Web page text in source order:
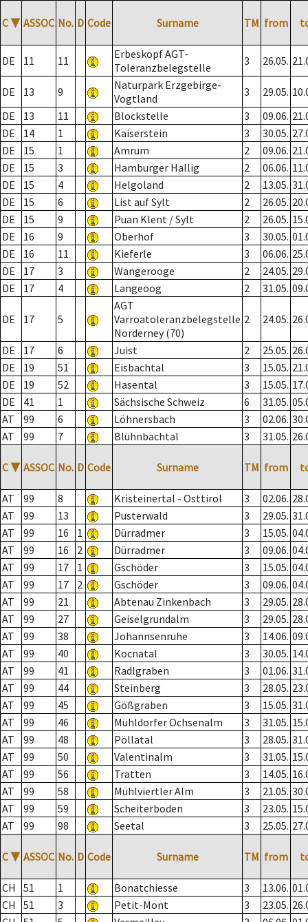
C ▼ ASSOC No. D Code Surname TM from
DE 11 11
Erbeskopf AGT-
Toleranzbelegstelle
3 26.05.
DE 13 9
Naturpark Erzgebirge-
Vogtland
3 29.05.
DE
13 11 Blockstelle 3 09.06.
DE
14 1 Kaiserstein 3 30.05.
DE
15 1 Amrum 2 09.06.
DE
15 3 Hamburger Hallig 2 06.06.
DE
15 4 Helgoland 2 13.05.
DE
15 6 List auf Sylt 2 26.05.
DE
15 9 Puan Klent / Sylt 2 26.05.
DE
16 9 Oberhof 3 30.05.
DE
16 11 Kieferle 3 06.06.
DE
17 3 Wangerooge 2 24.05.
DE
17 4 Langeoog 2 31.05.
DE 17 5
AGT
Varroatoleranzbelegstelle
Norderney (70)
2 24.05.
DE 17 6 Juist 2 25.05.
DE
19 51 Eisbachtal 3 15.05.
DE
19 52 Hasental 3 15.05.
DE
41 1 Sächsische Schweiz 6 31.05.
AT
99 6 Löhnersbach 3 02.06.
AT
99 7 Blühnbachtal 3 31.05.
C ▼ ASSOC No. D Code Surname TM from
AT 99 8 Kristeinertal - Osttirol 3 02.06.
AT
99 13 Pusterwald 3 29.05.
AT
99 16 1 Dürradmer 3 15.05.
AT
99 16 2 Dürradmer 3 09.06.
AT
99 17 1 Gschöder 3 15.05.
AT
99 17 2 Gschöder 3 09.06.
AT
99 21 Abtenau Zinkenbach 3 29.05.
AT
99 27 Geiselgrundalm 3 29.05.
AT
99 38 Johannsenruhe 3 14.06.
AT
99 40 Kocnatal 3 30.05.
AT
99 41 Radlgraben 3 01.06.
AT
99 44 Steinberg 3 28.05.
AT
99 45 Gößgraben 3 15.05.
AT
99 46 Mühldorfer Ochsenalm 3 31.05.
AT
99 48 Pöllatal 3 28.05.
AT
99 50 Valentinalm 3 31.05.
AT
99 56 Tratten 3 14.05.
AT
99 58 Mühlviertler Alm 3 21.05.
AT
99 59 Scheiterboden 3 23.05.
AT
99 98 Seetal 3 25.05.
C ▼ ASSOC No. D Code Surname TM from
CH 51 1 Bonatchiesse 3 13.06.
CH
51 3 Petit-Mont 3 23.05.